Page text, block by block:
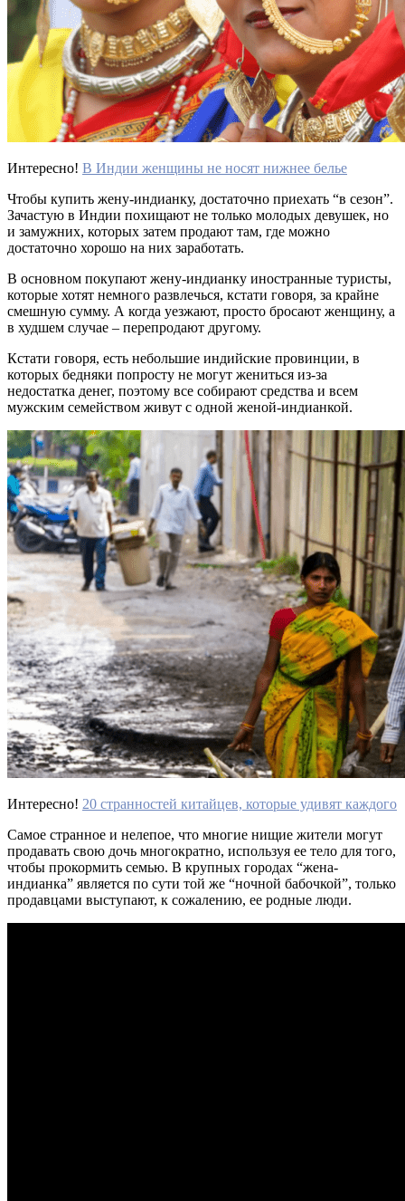
Интересно! В Индии женщины не носят нижнее белье
Чтобы купить жену-индианку, достаточно приехать “в сезон”.
Зачастую в Индии похищают не только молодых девушек, но
и замужних, которых затем продают там, где можно
достаточно хорошо на них заработать.
В основном покупают жену-индианку иностранные туристы,
которые хотят немного развлечься, кстати говоря, за крайне
смешную сумму. А когда уезжают, просто бросают женщину, а
в худшем случае – перепродают другому.
Кстати говоря, есть небольшие индийские провинции, в
которых бедняки попросту не могут жениться из-за
недостатка денег, поэтому все собирают средства и всем
мужским семейством живут с одной женой-индианкой.
Интересно! 20 странностей китайцев, которые удивят каждого
Самое странное и нелепое, что многие нищие жители могут
продавать свою дочь многократно, используя ее тело для того,
чтобы прокормить семью. В крупных городах “жена-
индианка” является по сути той же “ночной бабочкой”, только
продавцами выступают, к сожалению, ее родные люди.